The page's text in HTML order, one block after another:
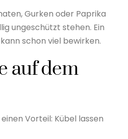
Gurken oder Paprika
ungeschützt stehen. Ein
schon viel bewirken.
auf dem
Vorteil: Kübel lassen